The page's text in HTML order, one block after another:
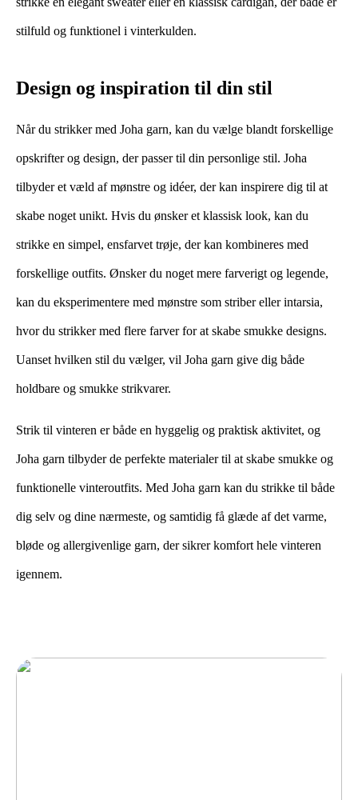
stilfuld og funktionel i vinterkulden.
Design og inspiration til din stil
Når du strikker med Joha garn, kan du vælge blandt forskellige
opskrifter og design, der passer til din personlige stil. Joha
tilbyder et væld af mønstre og idéer, der kan inspirere dig til at
skabe noget unikt. Hvis du ønsker et klassisk look, kan du
strikke en simpel, ensfarvet trøje, der kan kombineres med
forskellige outfits. Ønsker du noget mere farverigt og legende,
kan du eksperimentere med mønstre som striber eller intarsia,
hvor du strikker med flere farver for at skabe smukke designs.
Uanset hvilken stil du vælger, vil Joha garn give dig både
holdbare og smukke strikvarer.
Strik til vinteren er både en hyggelig og praktisk aktivitet, og
Joha garn tilbyder de perfekte materialer til at skabe smukke og
funktionelle vinteroutfits. Med Joha garn kan du strikke til både
dig selv og dine nærmeste, og samtidig få glæde af det varme,
bløde og allergivenlige garn, der sikrer komfort hele vinteren
igennem.